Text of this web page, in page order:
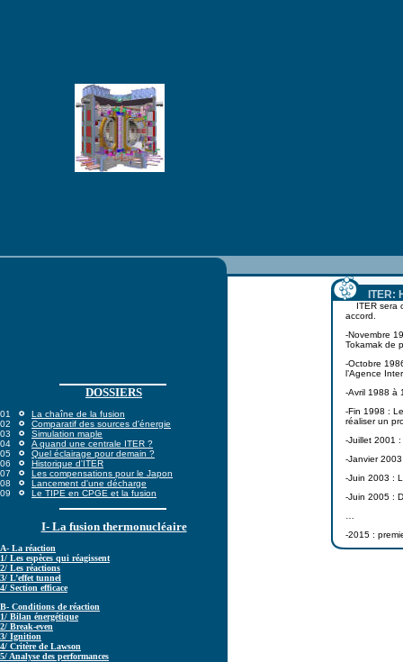
DOSSIERS
01
La chaîne de la fusion
02
Comparatif des sources d'énergie
03
Simulation maple
04
A quand une centrale ITER ?
05
Quel éclairage pour demain ?
06
Historique d'ITER
07
Les compensations pour le Japon
08
Lancement d'une décharge
09
Le TIPE en CPGE et la fusion
I- La fusion thermonucléaire
A- La réaction
1/ Les espèces qui réagissent
2/ Les réactions
3/ L’effet tunnel
4/ Section efficace
B- Conditions de réaction
1/ Bilan énergétique
2/ Break-even
3/ Ignition
4/ Critère de Lawson
5/ Analyse des performances
ITER:
ITER sera
accord.
-Novembre
Tokamak de
-Octobre
l’Agence
-Avril 1988 à
-Fin 1998 :
réaliser un
-Juillet 2001
-Janvier
-Juin 2003 :
-Juin 2005 :
-2015 :